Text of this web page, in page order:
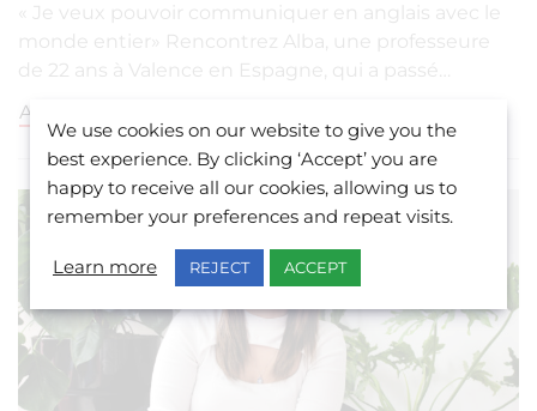
« Je veux pouvoir communiquer en anglais avec le
monde entier» Rencontrez Alba, une professeure
de 22 ans à Valence en Espagne, qui a passé…
AFFICHER PLUS
We use cookies on our website to give you the
best experience. By clicking ‘Accept’ you are
happy to receive all our cookies, allowing us to
remember your preferences and repeat visits.
Learn more REJECT ACCEPT